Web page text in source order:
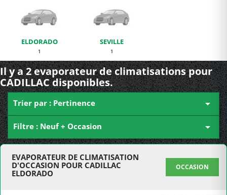
ELDORADO
1
SEVILLE
1
Il y a 2 evaporateur de climatisations pour
CADILLAC disponibles.
Trier par : Pertinence 
Filtre : Neuf + Occasion 
EVAPORATEUR DE CLIMATISATION
D'OCCASION POUR CADILLAC
ELDORADO
OCCASION